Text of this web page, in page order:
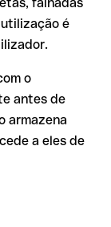
efetuar uma
e, em caso
Esta
é
o
antes de
armazena
a eles de